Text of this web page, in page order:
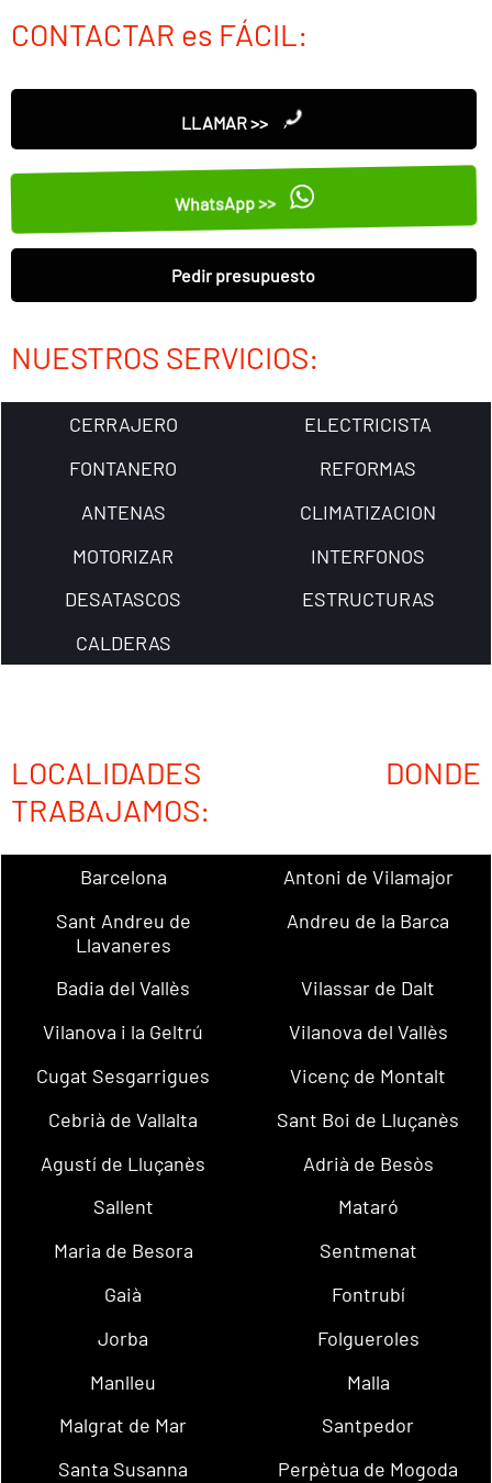
CONTACTAR es FÁCIL:
LLAMAR >>
WhatsApp >>
Pedir presupuesto
NUESTROS SERVICIOS:
CERRAJERO
ELECTRICISTA
FONTANERO
REFORMAS
ANTENAS
CLIMATIZACION
MOTORIZAR
INTERFONOS
DESATASCOS
ESTRUCTURAS
CALDERAS
LOCALIDADES DONDE
TRABAJAMOS:
Barcelona
Antoni de Vilamajor
Sant Andreu de
Llavaneres
Andreu de la Barca
Badia del Vallès
Vilassar de Dalt
Vilanova i la Geltrú
Vilanova del Vallès
Cugat Sesgarrigues
Vicenç de Montalt
Cebrià de Vallalta
Sant Boi de Lluçanès
Agustí de Lluçanès
Adrià de Besòs
Sallent
Mataró
Maria de Besora
Sentmenat
Gaià
Fontrubí
Jorba
Folgueroles
Manlleu
Malla
Malgrat de Mar
Santpedor
Santa Susanna
Perpètua de Mogoda